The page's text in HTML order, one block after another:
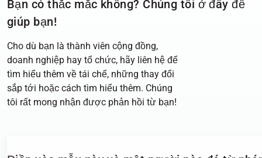
Bạn có thắc mắc không? Chúng tôi ở đây để
giúp bạn!
Cho dù bạn là thành viên cộng đồng,
doanh nghiệp hay tổ chức, hãy liên hệ để
tìm hiểu thêm về tái chế, những thay đổi
sắp tới hoặc cách tìm hiểu thêm. Chúng
tôi rất mong nhận được phản hồi từ bạn!